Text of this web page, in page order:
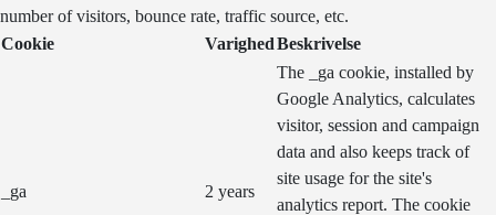
number of visitors, bounce rate, traffic source, etc.
Cookie
VarighedBeskrivelse
_ga 2 years
The _ga cookie, installed by
Google Analytics, calculates
visitor, session and campaign
data and also keeps track of
site usage for the site's
analytics report. The cookie